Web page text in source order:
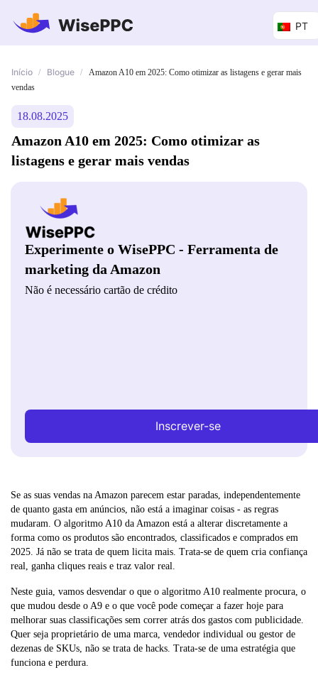
PT
Início / Blogue /
Amazon A10 em 2025: Como otimizar as listagens e gerar mais
vendas
18.08.2025
Amazon A10 em 2025: Como otimizar as
listagens e gerar mais vendas
Experimente o WisePPC - Ferramenta de
marketing da Amazon
Não é necessário cartão de crédito
Inscrever-se
Se as suas vendas na Amazon parecem estar paradas, independentemente
de quanto gasta em anúncios, não está a imaginar coisas - as regras
mudaram. O algoritmo A10 da Amazon está a alterar discretamente a
forma como os produtos são encontrados, classificados e comprados em
2025. Já não se trata de quem licita mais. Trata-se de quem cria confiança
real, ganha cliques reais e traz valor real.
Neste guia, vamos desvendar o que o algoritmo A10 realmente procura, o
que mudou desde o A9 e o que você pode começar a fazer hoje para
melhorar suas classificações sem correr atrás dos gastos com publicidade.
Quer seja proprietário de uma marca, vendedor individual ou gestor de
dezenas de SKUs, não se trata de hacks. Trata-se de uma estratégia que
funciona e perdura.